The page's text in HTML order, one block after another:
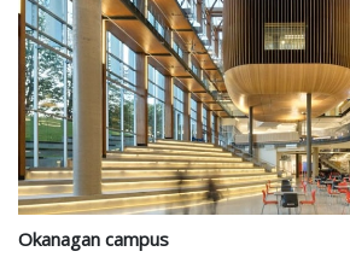
Okanagan campus